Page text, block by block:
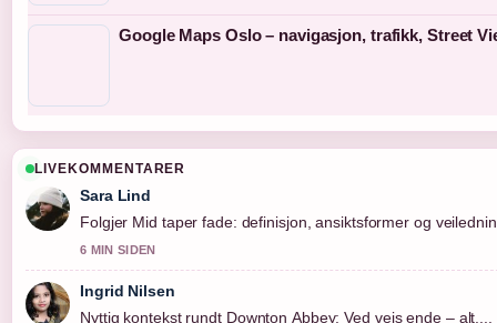
Google Maps Oslo – navigasjon, trafikk, Street
LIVEKOMMENTARER
Sara Lind
Folgjer Mid taper fade: definisjon, ansiktsformer og
6 MIN SIDEN
Ingrid Nilsen
Nyttig kontekst rundt Downton Abbey: Ved veis ende –